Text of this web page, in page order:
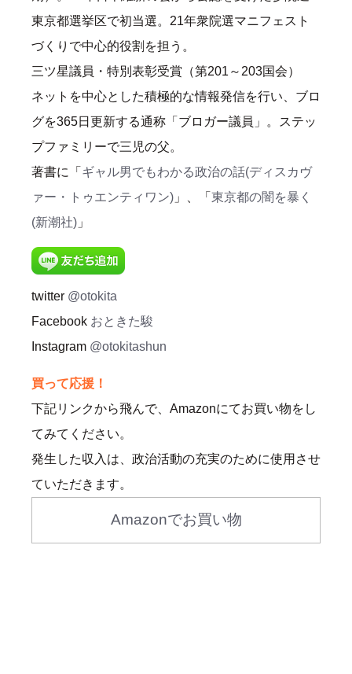
東京都選挙区で初当選。21年衆院選マニフェスト
づくりで中心的役割を担う。
三ツ星議員・特別表彰受賞（第201～203国会）
ネットを中心とした積極的な情報発信を行い、ブロ
グを365日更新する通称「ブロガー議員」。ステッ
プファミリーで三児の父。
著書に「 ギャル男でもわかる政治の話(ディスカヴ
ァー・トゥエンティワン) 」、「 東京都の闇を暴く
(新潮社) 」
twitter @otokita
Facebook おときた駿
Instagram @otokitashun
買って応援！
下記リンクから飛んで、Amazonにてお買い物をし
てみてください。
発生した収入は、政治活動の充実のために使用させ
ていただきます。
Amazonでお買い物